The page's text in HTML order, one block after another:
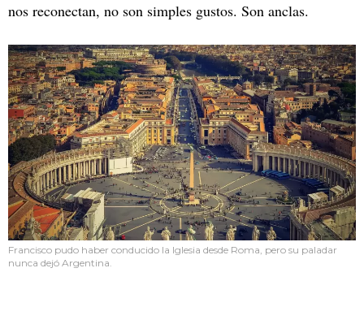
nos reconectan, no son simples gustos. Son anclas.
Francisco pudo haber conducido la Iglesia desde Roma, pero su paladar
nunca dejó Argentina.